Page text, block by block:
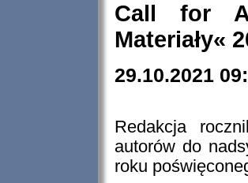
Call for
Materiały«
29.10.2021
Redakcja
autorów do
roku